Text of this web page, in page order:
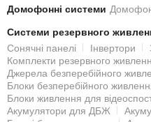
КОРПУС
Ккорпус внутрішньої камери
Невеликі габаритні розміри
дозволять встановити IP-
якому інтер'єрі.
Домофонні системи
Системи резервного
Сонячні панелі
Інвертори
Комплекти резервного
Джерела безперебійного
Блоки безперебійного
Блоки живлення для
Акумулятори для ДБЖ